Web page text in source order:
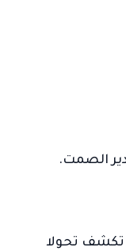
الصمت.
الاعتقالات المتواصلة منذ أبريل 2020 تكشف تحولا